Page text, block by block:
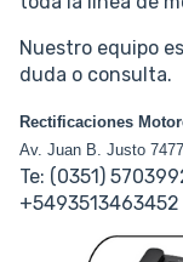
Nuestro equipo
duda o consulta.
Rectificaciones
Av. Juan B. Justo
Te: (0351)
+5493513463452